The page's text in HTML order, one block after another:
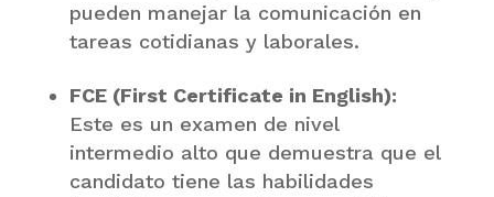
pueden manejar la comunicación en
tareas cotidianas y laborales.
FCE (First Certificate in English):
Este es un examen de nivel
intermedio alto que demuestra que el
candidato tiene las habilidades